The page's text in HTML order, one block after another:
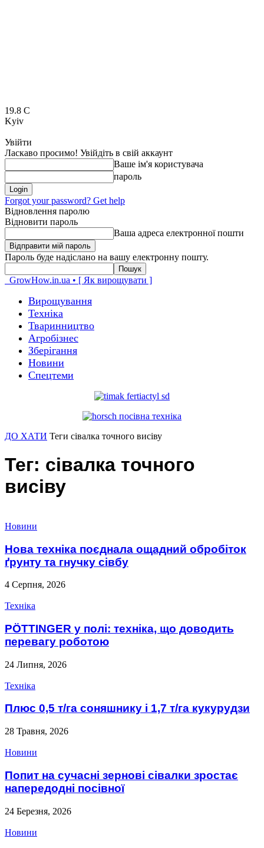
19.8 C
Kyiv
Увійти
Ласкаво просимо! Увійдіть в свій аккаунт
Ваше ім'я користувача
пароль
Forgot your password? Get help
Відновлення паролю
Відновити пароль
Ваша адреса електронної пошти
Пароль буде надіслано на вашу електронну пошту.
GrowHow.in.ua • [ Як вирощувати ]
Вирощування
Техніка
Тваринництво
Агробізнес
Зберігання
Новини
Спецтеми
ДО ХАТИ Теги сівалка точного висіву
Тег: сівалка точного
висіву
Новини
Нова техніка поєднала ощадний обробіток
ґрунту та гнучку сівбу
4 Серпня, 2026
Техніка
PÖTTINGER у полі: техніка, що доводить
перевагу роботою
24 Липня, 2026
Техніка
Плюс 0,5 т/га соняшнику і 1,7 т/га кукурудзи
28 Травня, 2026
Новини
Попит на сучасні зернові сівалки зростає
напередодні посівної
24 Березня, 2026
Новини